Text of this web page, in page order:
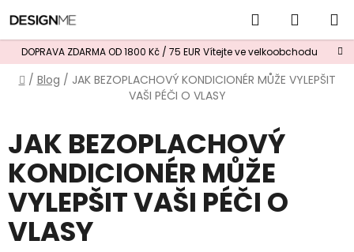
na
obsah
DOPRAVA ZDARMA OD 1800 Kč / 75 EUR Vítejte ve velkoobchodu
Hledat
KOŠÍK
Domů
/ Blog / JAK BEZOPLACHOVÝ KONDICIONÉR MŮŽE VYLEPŠIT
VAŠI PÉČI O VLASY
JAK BEZOPLACHOVÝ
KONDICIONÉR MŮŽE
VYLEPŠIT VAŠI PÉČI O
VLASY